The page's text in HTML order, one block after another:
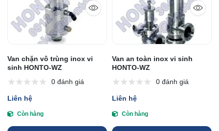
Van chặn vô trùng inox vi
sinh HONTO-WZ
0 đánh giá
Liên hệ
Còn hàng
Van an toàn inox vi sinh
HONTO-WZ
0 đánh giá
Liên hệ
Còn hàng